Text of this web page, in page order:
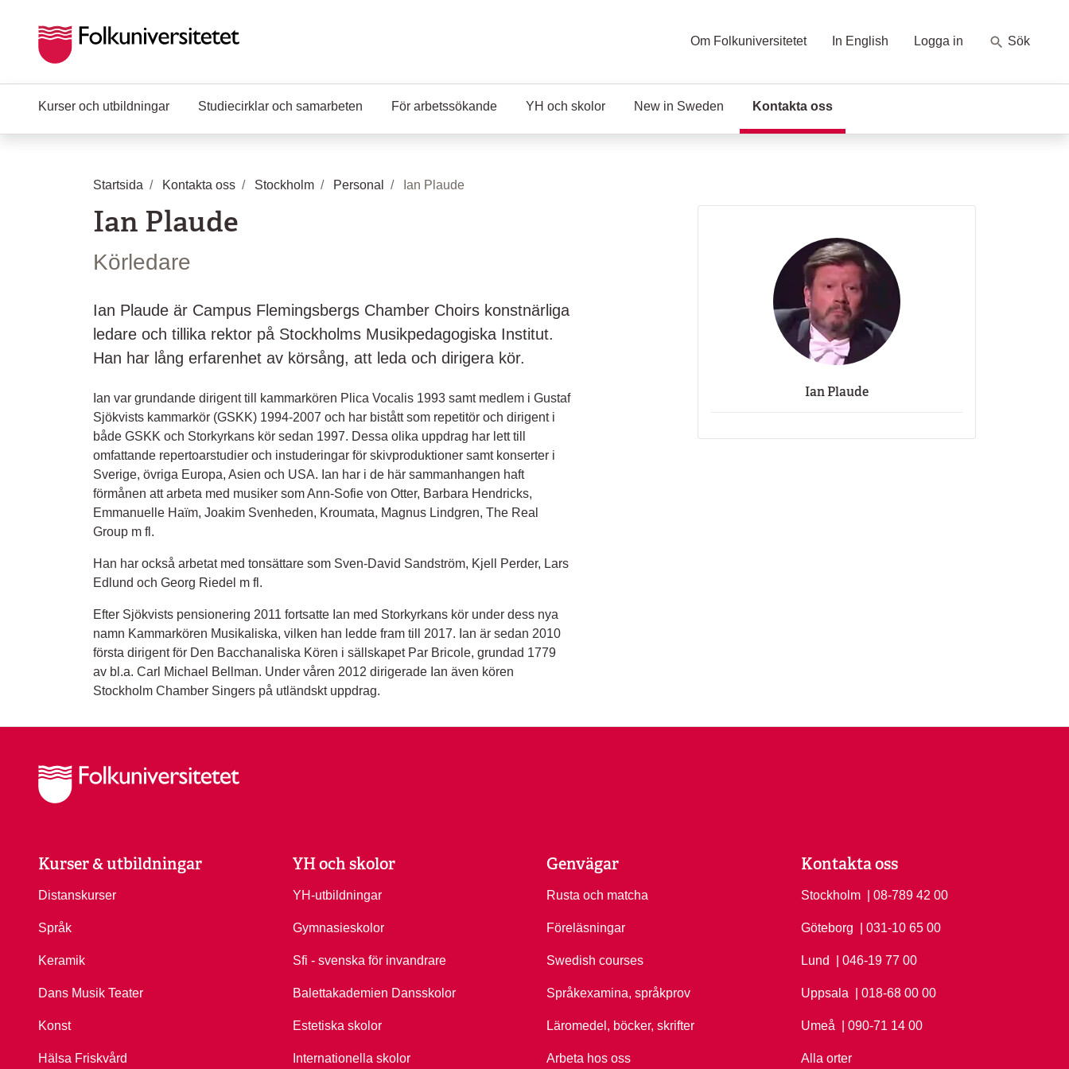
Om Folkuniversitetet In English Logga in Sök
Kurser och utbildningar Studiecirklar och samarbeten För arbetssökande YH och skolor New in Sweden Kontakta oss
Startsida Kontakta oss Stockholm Personal Ian Plaude
Ian Plaude
Körledare
Ian Plaude är Campus Flemingsbergs Chamber Choirs konstnärliga
ledare och tillika rektor på Stockholms Musikpedagogiska Institut.
Han har lång erfarenhet av körsång, att leda och dirigera kör.
Ian var grundande dirigent till kammarkören Plica Vocalis 1993 samt medlem i Gustaf
Sjökvists kammarkör (GSKK) 1994-2007 och har bistått som repetitör och dirigent i
både GSKK och Storkyrkans kör sedan 1997. Dessa olika uppdrag har lett till
omfattande repertoarstudier och instuderingar för skivproduktioner samt konserter i
Sverige, övriga Europa, Asien och USA. Ian har i de här sammanhangen haft
förmånen att arbeta med musiker som Ann-Sofie von Otter, Barbara Hendricks,
Emmanuelle Haïm, Joakim Svenheden, Kroumata, Magnus Lindgren, The Real
Group m fl.
Han har också arbetat med tonsättare som Sven-David Sandström, Kjell Perder, Lars
Edlund och Georg Riedel m fl.
Efter Sjökvists pensionering 2011 fortsatte Ian med Storkyrkans kör under dess nya
namn Kammarkören Musikaliska, vilken han ledde fram till 2017. Ian är sedan 2010
första dirigent för Den Bacchanaliska Kören i sällskapet Par Bricole, grundad 1779
av bl.a. Carl Michael Bellman. Under våren 2012 dirigerade Ian även kören
Stockholm Chamber Singers på utländskt uppdrag.
Ian Plaude
Kurser & utbildningar
Distanskurser
Språk
Keramik
Dans Musik Teater
Konst
Hälsa Friskvård
YH och skolor
YH-utbildningar
Gymnasieskolor
Sfi - svenska för invandrare
Balettakademien Dansskolor
Estetiska skolor
Internationella skolor
Genvägar
Rusta och matcha
Föreläsningar
Swedish courses
Språkexamina, språkprov
Läromedel, böcker, skrifter
Arbeta hos oss
Kontakta oss
Stockholm Ring Stockholm på
| 08-789 42 00
Göteborg Ring Göteborg på
| 031-10 65 00
Lund Ring Lund på
| 046-19 77 00
Uppsala Ring Uppsala på
| 018-68 00 00
Umeå Ring Umeå på
| 090-71 14 00
Alla orter